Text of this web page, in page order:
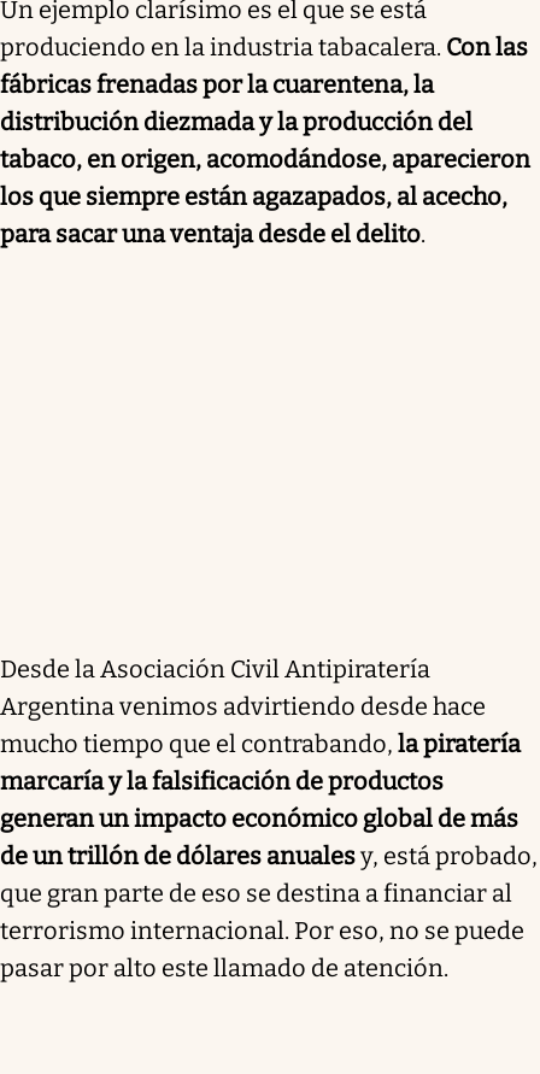
Un ejemplo clarísimo es el que se está
produciendo en la industria tabacalera. Con las
fábricas frenadas por la cuarentena, la
distribución diezmada y la producción del
tabaco, en origen, acomodándose, aparecieron
los que siempre están agazapados, al acecho,
para sacar una ventaja desde el delito.
Desde la Asociación Civil Antipiratería
Argentina venimos advirtiendo desde hace
mucho tiempo que el contrabando, la piratería
marcaría y la falsificación de productos
generan un impacto económico global de más
de un trillón de dólares anualesy, está probado,
que gran parte de eso se destina a financiar al
terrorismo internacional. Por eso, no se puede
pasar por alto este llamado de atención.